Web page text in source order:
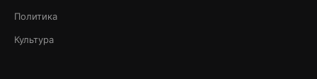
Политика
Культура